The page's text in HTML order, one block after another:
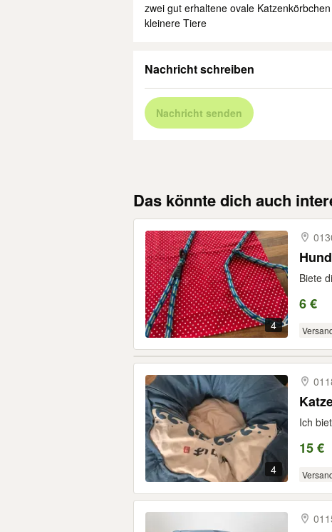
zwei gut erhaltene ovale
kleinere Tiere
Nachricht schreiben
Nachricht senden
Das könnte dich auch
4
Biete
6 €
4
Ich
15 €